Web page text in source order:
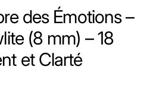
des Émotions –
(8 mm) – 18
et Clarté